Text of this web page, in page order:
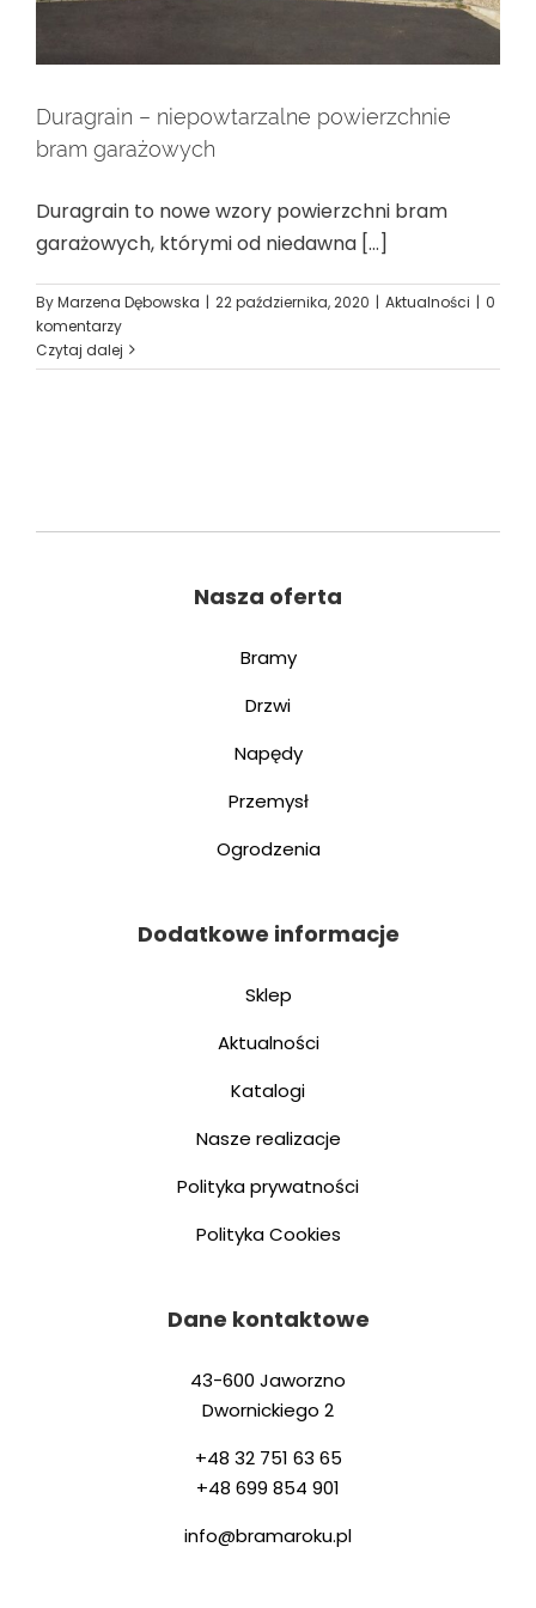
Duragrain – niepowtarzalne powierzchnie
bram garażowych
Duragrain to nowe wzory powierzchni bram
garażowych, którymi od niedawna [...]
ByMarzena Dębowska | 22 października, 2020 | Aktualności | 0
komentarzy
Czytaj dalej
Nasza oferta
Bramy
Drzwi
Napędy
Przemysł
Ogrodzenia
Dodatkowe informacje
Sklep
Aktualności
Katalogi
Nasze realizacje
Polityka prywatności
Polityka Cookies
Dane kontaktowe
43-600 Jaworzno
Dwornickiego 2
+48 32 751 63 65
+48 699 854 901
info@bramaroku.pl